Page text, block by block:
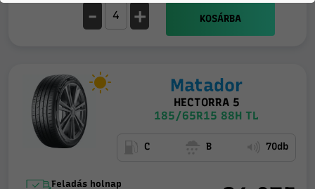
- + KOSÁRBA
Matador
HECTORRA 5
185/65R15 88H TL
C B 70db
Feladás holnap